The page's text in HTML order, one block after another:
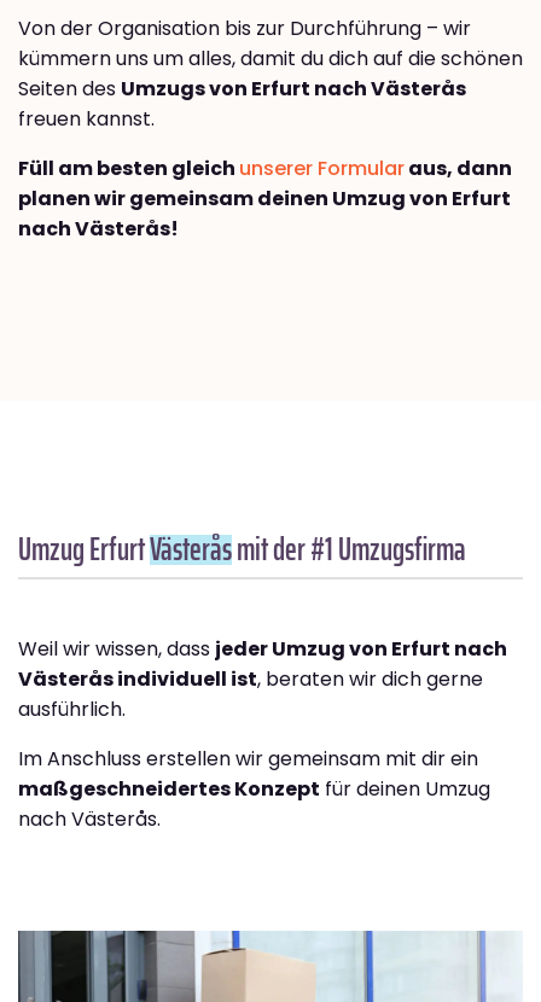
Von der Organisation bis zur Durchführung – wir
kümmern uns um alles, damit du dich auf die schönen
Seiten des Umzugs von Erfurt nach Västerås
freuen kannst.
Füll am besten gleich unserer Formularaus, dann
planen wir gemeinsam deinen Umzug von Erfurt
nach Västerås!
Umzug ErfurtVästeråsmit der #1 Umzugsfirma
Weil wir wissen, dass jeder Umzug von Erfurt nach
Västerås individuell ist, beraten wir dich gerne
ausführlich.
Im Anschluss erstellen wir gemeinsam mit dir ein
maßgeschneidertes Konzept für deinen Umzug
nach Västerås.